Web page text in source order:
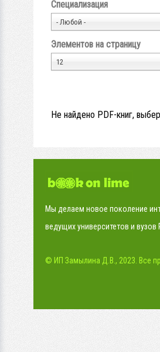
Специализация
- Любой -
Элементов на страницу
12
Не найдено PDF-книг,
Мы делаем новое поколение
ведущих университетов и вузов
© ИП Замылина Д.В., 2023. Все